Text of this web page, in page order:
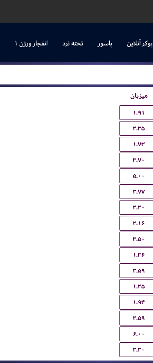
پوکر آنلاین پاسور تخته نرد انفجار ورژن ۱
میزبان
۱.۹۱
۲.۳۵
۱.۷۳
۳.۷۰
۵.۰۰
۲.۷۷
۲.۲۰
۲.۱۶
۳.۵۰
۱.۳۶
۲.۵۹
۱.۲۵
۱.۹۴
۲.۵۹
۶.۰۰
۲.۲۰